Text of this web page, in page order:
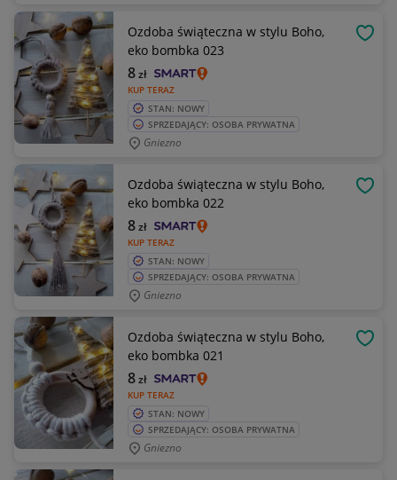
Ozdoba świąteczna w stylu Boho,
eko bombka 023
KUP TERAZ
8zł
STAN: NOWY
SPRZEDAJĄCY: OSOBA PRYWATNA
Gniezno
Ozdoba świąteczna w stylu Boho,
eko bombka 022
KUP TERAZ
8zł
STAN: NOWY
SPRZEDAJĄCY: OSOBA PRYWATNA
Gniezno
Ozdoba świąteczna w stylu Boho,
eko bombka 021
KUP TERAZ
8zł
STAN: NOWY
SPRZEDAJĄCY: OSOBA PRYWATNA
Gniezno